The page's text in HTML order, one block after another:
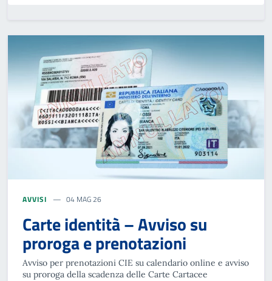
AVVISI 04 MAG 26
Carte identità – Avviso su
proroga e prenotazioni
Avviso per prenotazioni CIE su calendario online e avviso
su proroga della scadenza delle Carte Cartacee